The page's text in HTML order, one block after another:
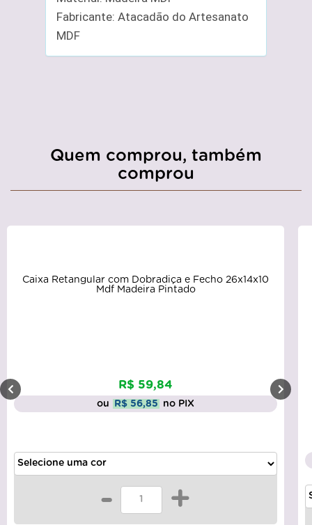
Fabricante: Atacadão do Artesanato
MDF
Quem comprou, também
comprou
Caixa Retangular com Dobradiça e Fecho 26x14x10
Mdf Madeira Pintado
R$ 59,84
ou R$ 56,85 no PIX
- +